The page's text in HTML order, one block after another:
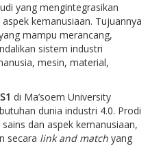
yang mengintegrasikan
kemanusiaan. Tujuannya
mampu merancang,
sistem industri
mesin, material,
di Ma’soem University
dunia industri 4.0. Prodi
dan aspek kemanusiaan,
secara link and matchyang